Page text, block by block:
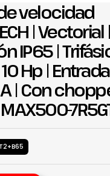
velocidad
| Vectorial
IP65 |
Hp |
| Con